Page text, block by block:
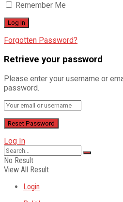
Remember Me
Forgotten Password?
Retrieve your password
Please enter your username or
password.
Log In
No Result
View All Result
Login